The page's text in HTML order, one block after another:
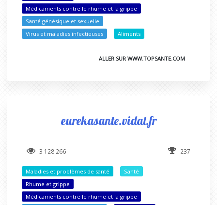
Médicaments contre le rhume et la grippe
Santé génésique et sexuelle
Virus et maladies infectieuses
Aliments
ALLER SUR WWW.TOPSANTE.COM
eurekasante.vidal.fr
3 128 266 237
Maladies et problèmes de santé
Santé
Rhume et grippe
Médicaments contre le rhume et la grippe